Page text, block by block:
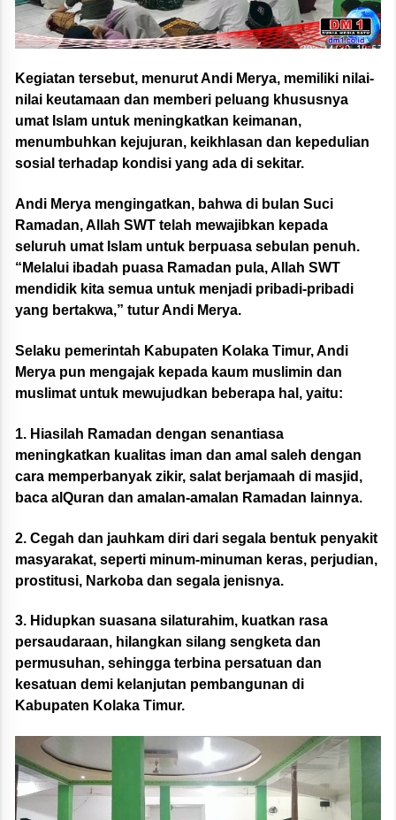
Kegiatan tersebut, menurut Andi Merya, memiliki nilai-
nilai keutamaan dan memberi peluang khususnya
umat Islam untuk meningkatkan keimanan,
menumbuhkan kejujuran, keikhlasan dan kepedulian
sosial terhadap kondisi yang ada di sekitar.
Andi Merya mengingatkan, bahwa di bulan Suci
Ramadan, Allah SWT telah mewajibkan kepada
seluruh umat Islam untuk berpuasa sebulan penuh.
“Melalui ibadah puasa Ramadan pula, Allah SWT
mendidik kita semua untuk menjadi pribadi-pribadi
yang bertakwa,” tutur Andi Merya.
Selaku pemerintah Kabupaten Kolaka Timur, Andi
Merya pun mengajak kepada kaum muslimin dan
muslimat untuk mewujudkan beberapa hal, yaitu:
1. Hiasilah Ramadan dengan senantiasa
meningkatkan kualitas iman dan amal saleh dengan
cara memperbanyak zikir, salat berjamaah di masjid,
baca alQuran dan amalan-amalan Ramadan lainnya.
2. Cegah dan jauhkam diri dari segala bentuk penyakit
masyarakat, seperti minum-minuman keras, perjudian,
prostitusi, Narkoba dan segala jenisnya.
3. Hidupkan suasana silaturahim, kuatkan rasa
persaudaraan, hilangkan silang sengketa dan
permusuhan, sehingga terbina persatuan dan
kesatuan demi kelanjutan pembangunan di
Kabupaten Kolaka Timur.